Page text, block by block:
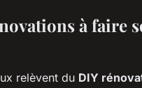
à faire
relèvent du DIY